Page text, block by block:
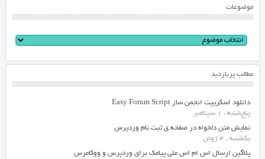
موضوعات
مطالب پربازدید
دانلود اسکریپت انجمن ساز Easy Forum Script
پنج‌شنبه ، 1 سپتامبر
نمایش متن دلخواه در صفحه ی ثبت نام وردپرس
یکشنبه ، 4 ژوئن
پلاگین ارسال اس ام اس ملی پیامک برای وردپرس و ووکامرس